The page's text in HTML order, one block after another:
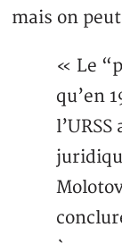
mais on
« Le
qu’en